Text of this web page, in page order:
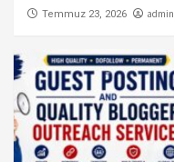
Temmuz 23, 2026 admin